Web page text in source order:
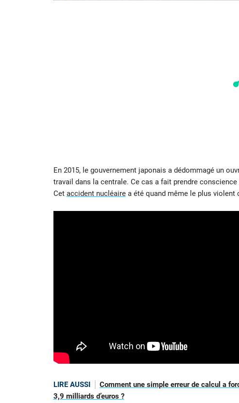
En 2015, le gouvernement japonais a dédommagé un
travail dans la centrale. Ce cas a fait prendre
Cet accident nucléairea été quand même le plus violent
LIRE AUSSI
Comment une simple erreur de calcul a
3,9 milliards d’euros ?